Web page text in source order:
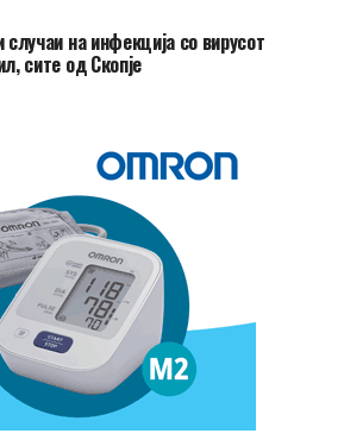
на инфекција со вирусот
сите од Скопје